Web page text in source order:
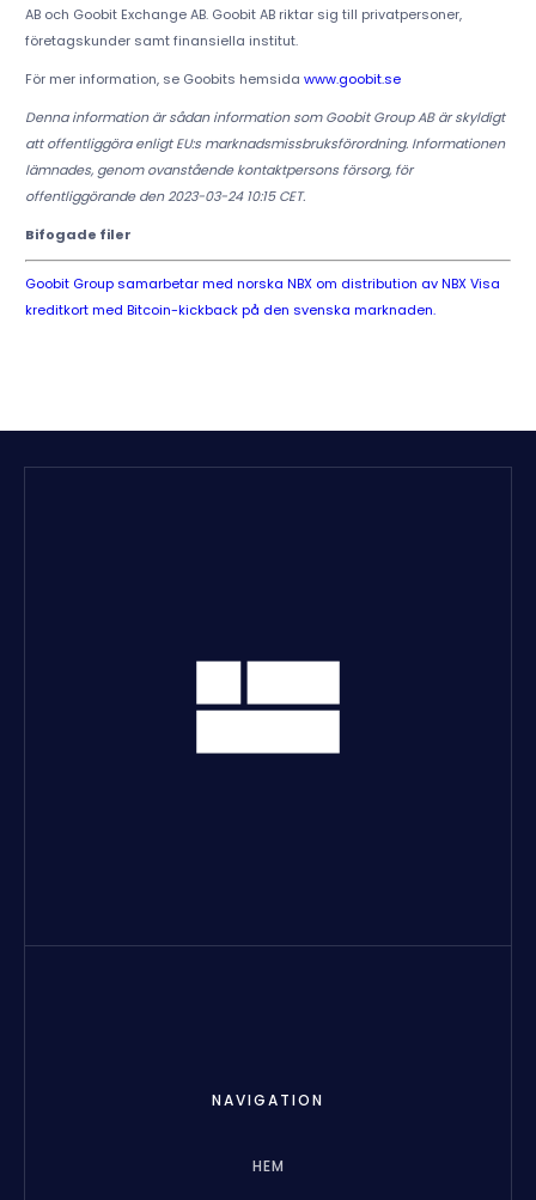
AB och Goobit Exchange AB. Goobit AB riktar sig till privatpersoner,
företagskunder samt finansiella institut.
För mer information, se Goobits hemsida www.goobit.se
Denna information är sådan information som Goobit Group AB är skyldigt
att offentliggöra enligt EU:s marknadsmissbruksförordning. Informationen
lämnades, genom ovanstående kontaktpersons försorg, för
offentliggörande den 2023-03-24 10:15 CET.
Bifogade filer
Goobit Group samarbetar med norska NBX om distribution av NBX Visa
kreditkort med Bitcoin-kickback på den svenska marknaden.
NAVIGATION
HEM